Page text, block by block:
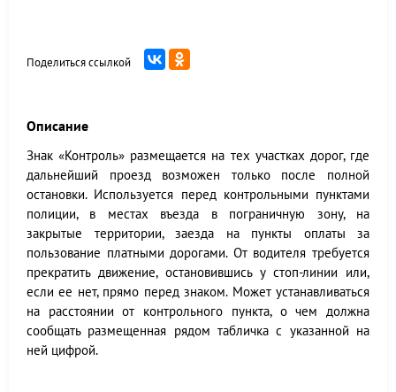
Поделиться ссылкой
Описание
Знак «Контроль» размещается на тех участках дорог, где
дальнейший проезд возможен только после полной
остановки. Используется перед контрольными пунктами
полиции, в местах въезда в пограничную зону, на
закрытые территории, заезда на пункты оплаты за
пользование платными дорогами. От водителя требуется
прекратить движение, остановившись у стоп-линии или,
если ее нет, прямо перед знаком. Может устанавливаться
на расстоянии от контрольного пункта, о чем должна
сообщать размещенная рядом табличка с указанной на
ней цифрой.